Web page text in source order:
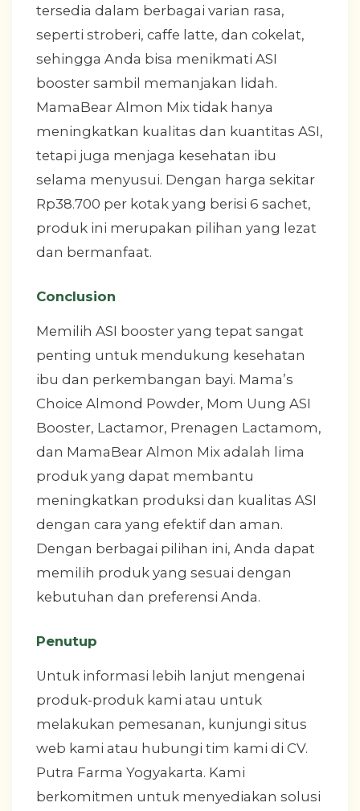
tersedia dalam berbagai varian rasa,
seperti stroberi, caffe latte, dan cokelat,
sehingga Anda bisa menikmati ASI
booster sambil memanjakan lidah.
MamaBear Almon Mix tidak hanya
meningkatkan kualitas dan kuantitas ASI,
tetapi juga menjaga kesehatan ibu
selama menyusui. Dengan harga sekitar
Rp38.700 per kotak yang berisi 6 sachet,
produk ini merupakan pilihan yang lezat
dan bermanfaat.
Conclusion
Memilih ASI booster yang tepat sangat
penting untuk mendukung kesehatan
ibu dan perkembangan bayi. Mama’s
Choice Almond Powder, Mom Uung ASI
Booster, Lactamor, Prenagen Lactamom,
dan MamaBear Almon Mix adalah lima
produk yang dapat membantu
meningkatkan produksi dan kualitas ASI
dengan cara yang efektif dan aman.
Dengan berbagai pilihan ini, Anda dapat
memilih produk yang sesuai dengan
kebutuhan dan preferensi Anda.
Penutup
Untuk informasi lebih lanjut mengenai
produk-produk kami atau untuk
melakukan pemesanan, kunjungi situs
web kami atau hubungi tim kami di CV.
Putra Farma Yogyakarta. Kami
berkomitmen untuk menyediakan solusi